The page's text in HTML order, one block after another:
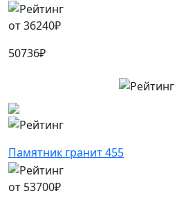
от36240₽
50736₽
Памятник гранит 455
от 53700₽